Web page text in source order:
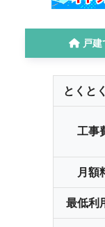
戸建
とくと
工事
月額
最低利